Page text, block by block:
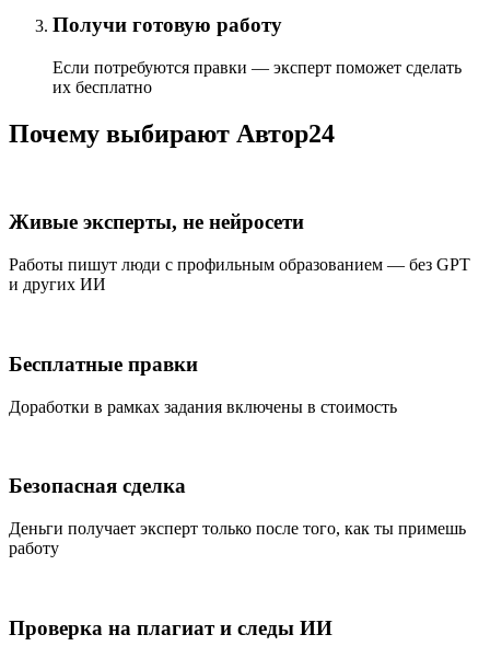
Получи готовую работу
Если потребуются правки — эксперт поможет сделать
их бесплатно
Почему выбирают Автор24
Живые эксперты, не нейросети
Работы пишут люди с профильным образованием — без GPT
и других ИИ
Бесплатные правки
Доработки в рамках задания включены в стоимость
Безопасная сделка
Деньги получает эксперт только после того, как ты примешь
работу
Проверка на плагиат и следы ИИ